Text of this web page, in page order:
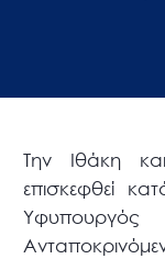
Την Ιθάκη
επισκεφθεί
Υφυπουργός